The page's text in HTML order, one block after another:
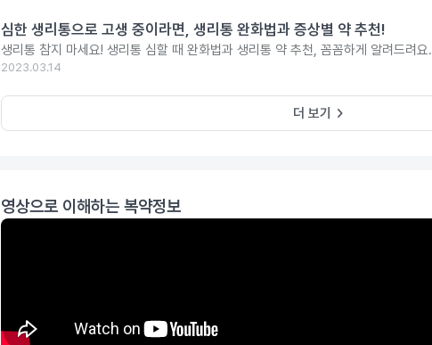
심한 생리통으로 고생 중이라면, 생리통 완화법과 증상별 약 추천!
생리통 참지 마세요! 생리통 심할 때 완화법과 생리통 약 추천, 꼼꼼하게 알려드려요.
2023.03.14
더 보기 keyboard_arrow_right
영상으로 이해하는 복약정보